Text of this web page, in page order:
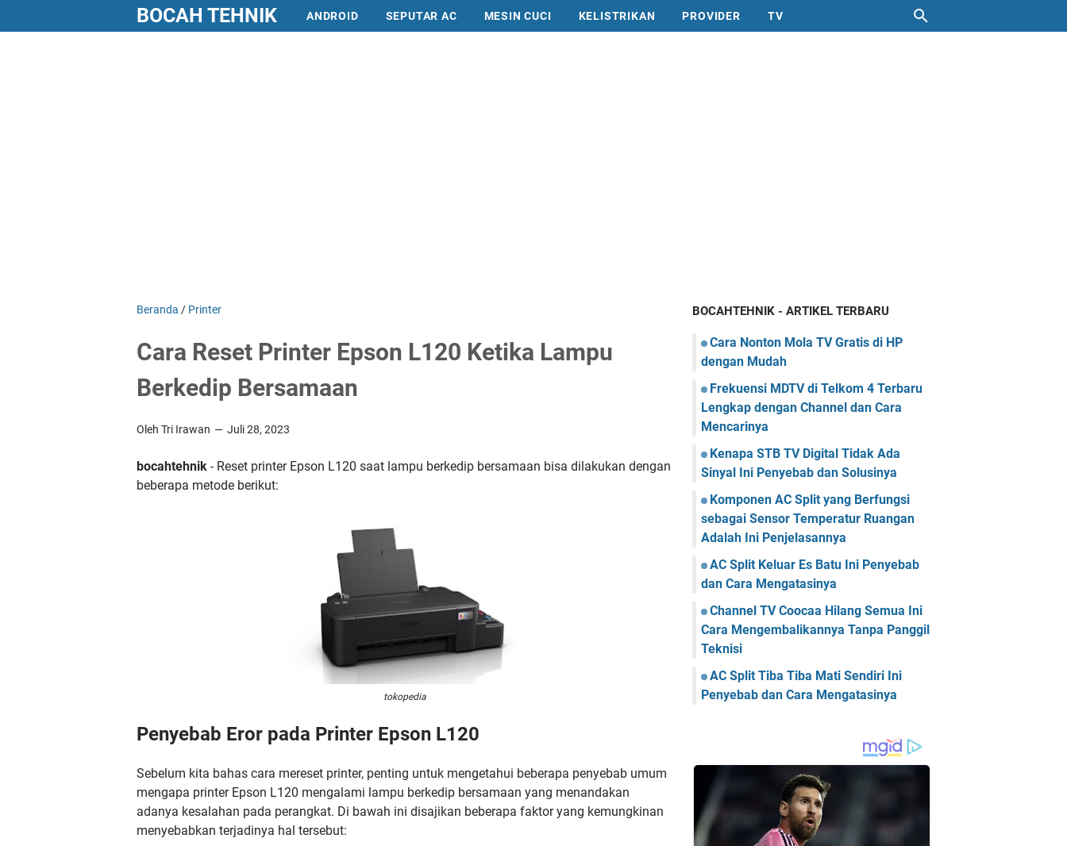
BOCAH TEHNIK ANDROID SEPUTAR AC MESIN CUCI KELISTRIKAN PROVIDER TV
Beranda / Printer
Cara Reset Printer Epson L120 Ketika Lampu
Berkedip Bersamaan
Oleh Tri Irawan Juli 28, 2023
bocahtehnik - Reset printer Epson L120 saat lampu berkedip bersamaan bisa dilakukan dengan
beberapa metode berikut:
tokopedia
Penyebab Eror pada Printer Epson L120
Sebelum kita bahas cara mereset printer, penting untuk mengetahui beberapa penyebab umum
mengapa printer Epson L120 mengalami lampu berkedip bersamaan yang menandakan
adanya kesalahan pada perangkat. Di bawah ini disajikan beberapa faktor yang kemungkinan
menyebabkan terjadinya hal tersebut:
BOCAHTEHNIK - ARTIKEL TERBARU
Cara Nonton Mola TV Gratis di HP
dengan Mudah
Frekuensi MDTV di Telkom 4 Terbaru
Lengkap dengan Channel dan Cara
Mencarinya
Kenapa STB TV Digital Tidak Ada
Sinyal Ini Penyebab dan Solusinya
Komponen AC Split yang Berfungsi
sebagai Sensor Temperatur Ruangan
Adalah Ini Penjelasannya
AC Split Keluar Es Batu Ini Penyebab
dan Cara Mengatasinya
Channel TV Coocaa Hilang Semua Ini
Cara Mengembalikannya Tanpa Panggil
Teknisi
AC Split Tiba Tiba Mati Sendiri Ini
Penyebab dan Cara Mengatasinya